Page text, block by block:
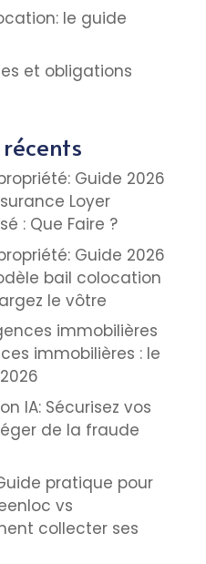
le guide
et obligations
Guide 2026
Loyer
: Que Faire ?
Guide 2026
bail colocation
le vôtre
immobilières
immobilières : le
IA: Sécurisez vos
de la fraude
pratique pour
vs
collecter ses